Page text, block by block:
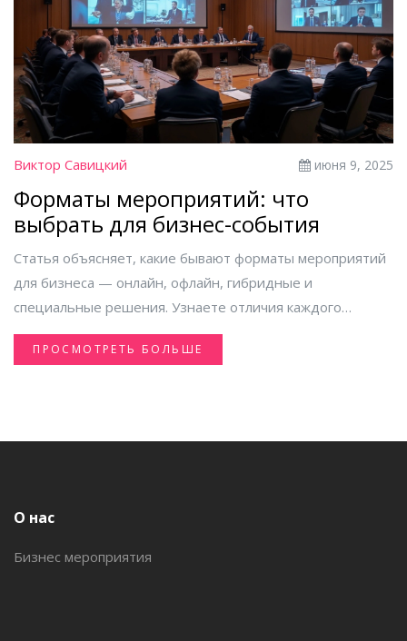
Виктор Савицкий июня 9, 2025
Форматы мероприятий: что
выбрать для бизнес-события
Статья объясняет, какие бывают форматы мероприятий
для бизнеса — онлайн, офлайн, гибридные и
специальные решения. Узнаете отличия каждого
формата, плюсы и минусы в зависимости от задач,
советы по выбору подходящего варианта. Появятся
ПРОСМОТРЕТЬ БОЛЬШЕ
О нас
Бизнес мероприятия